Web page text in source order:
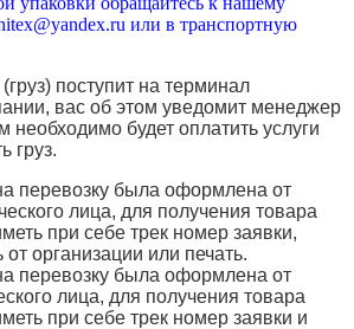
или в транспортную
поступит на терминал
вас об этом уведомит менеджер
необходимо будет оплатить услуги
груз.
перевозку была оформлена от
лица, для получения товара
при себе трек номер заявки,
от организации или печать.
перевозку была оформлена от
лица, для получения товара
при себе трек номер заявки и